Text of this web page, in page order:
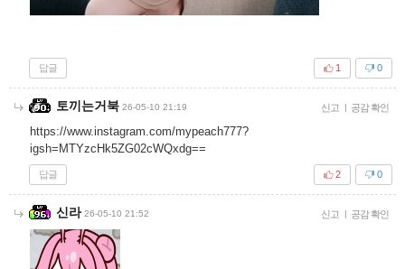
답글 0
1
토끼는거북 26-05-10 21:19 신고 | 공감 확인
https://www.instagram.com/mypeach777?
igsh=MTYzcHk5ZG02cWQxdg==
답글 0
2
신라 26-05-10 21:52 신고 | 공감 확인